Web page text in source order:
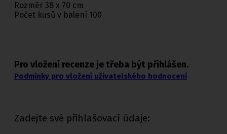
Rozměr 38 x 70 cm
Počet kusů v balení 100
Pro vložení recenze je třeba být přihlášen.
Podmínky pro vložení uživatelského hodnocení
Zadejte své přihlašovací údaje: